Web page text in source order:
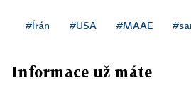
#Írán #USA #MAAE
Informace už máte